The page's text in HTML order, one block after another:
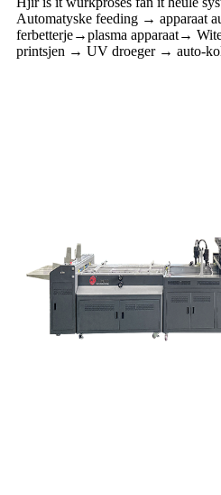
Automatyske feeding → apparaat
ferbetterje→plasma apparaat→
printsjen → UV droeger → auto-